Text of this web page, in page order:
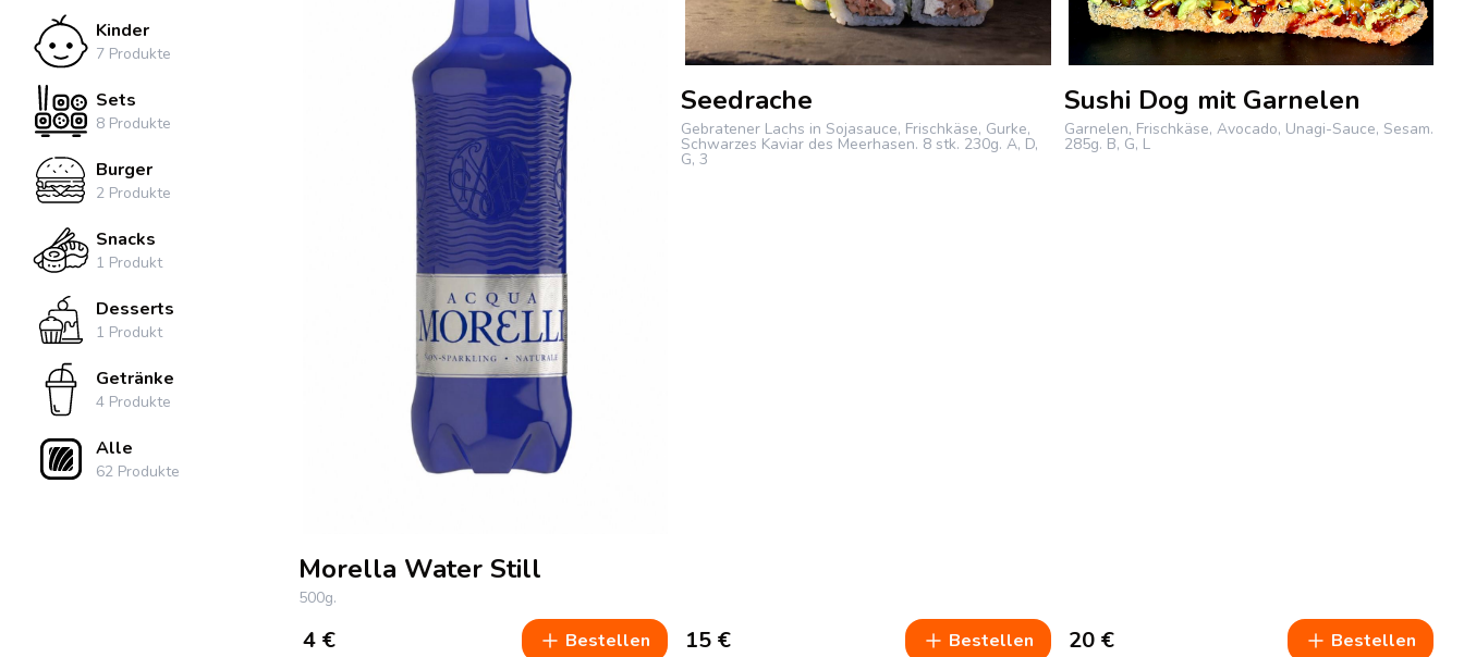
Kinder
7 Produkte
Sets
8 Produkte
Burger
2 Produkte
Snacks
1 Produkt
Desserts
1 Produkt
Getränke
4 Produkte
Alle
62 Produkte
Morella Water Still
500g.
4 € Bestellen
Seedrache
Gebratener Lachs in Sojasauce, Frischkäse, Gurke,
Schwarzes Kaviar des Meerhasen. 8 stk. 230g.A, D,
G, 3
15 € Bestellen
Sushi Dog mit Garnelen
Garnelen, Frischkäse, Avocado, Unagi-Sauce, Sesam.
285g. B, G, L
20€ Bestellen